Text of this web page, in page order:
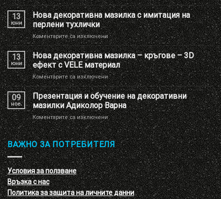
Ново
брандиране
на
Шоу
РУМ
Адиколор
13
юни
Нова декоративна мазилка с имитация на
перлени тухлички
Коментарите са изключениза
Нова
декоративна
мазилка
с
имитация
на
перлени
тухлички
13
юни
Нова декоративна мазилка – кръгове – 3D
ефект с VELE материал
Коментарите са изключениза
Нова
декоративна
мазилка
–
кръгове
–
3D
ефект
с
VELE
материал
09
ное.
Презентация и обучение на декоративни
мазилки Адиколор Варна
Коментарите са изключениза
Презентация
и
обучение
на
декоративни
мазилки
Адиколор
Варна
ВАЖНО ЗА ПОТРЕБИТЕЛЯ
Условия за ползване
Връзка с нас
Политика за защита на личните данни